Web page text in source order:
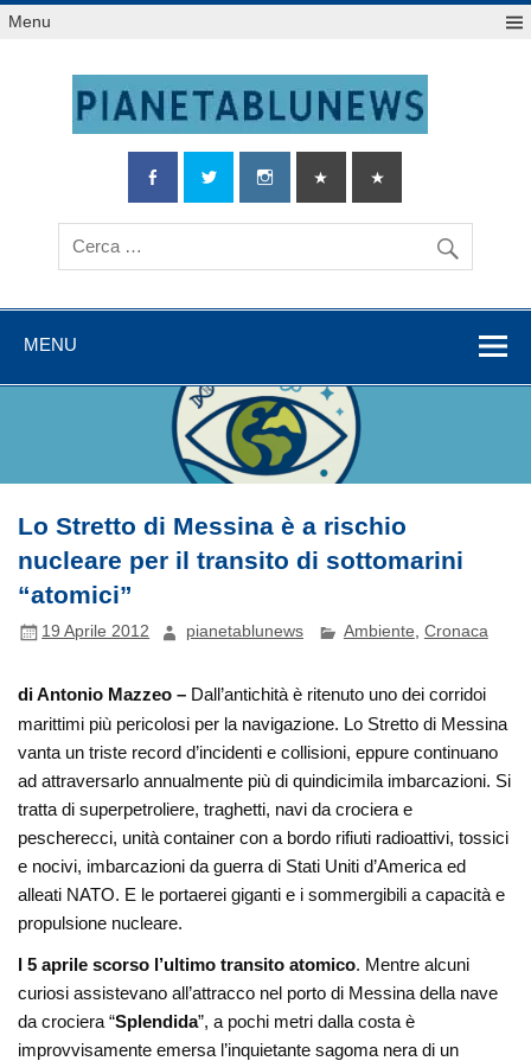
Salta
alMenu
MENU
Lo Stretto di Messina è a rischio
nucleare per il transito di sottomarini
“atomici”
19 Aprile 2012 pianetablunews Ambiente, Cronaca
di Antonio Mazzeo – Dall’antichità è ritenuto uno dei corridoi
marittimi più pericolosi per la navigazione. Lo Stretto di Messina
vanta un triste record d’incidenti e collisioni, eppure continuano
ad attraversarlo annualmente più di quindicimila imbarcazioni. Si
tratta di superpetroliere, traghetti, navi da crociera e
pescherecci, unità container con a bordo rifiuti radioattivi, tossici
e nocivi, imbarcazioni da guerra di Stati Uniti d’America ed
alleati NATO. E le portaerei giganti e i sommergibili a capacità e
propulsione nucleare.
l 5 aprile scorso l’ultimo transito atomico. Mentre alcuni
curiosi assistevano all’attracco nel porto di Messina della nave
da crociera “Splendida”, a pochi metri dalla costa è
improvvisamente emersa l’inquietante sagoma nera di un